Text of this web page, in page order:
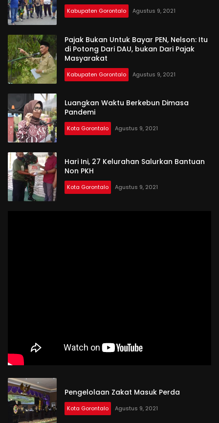
Kabupaten Gorontalo Agustus 9, 2021
Pajak Bukan Untuk Bayar PEN, Nelson: Itu
di Potong Dari DAU, bukan Dari Pajak
Masyarakat
Kabupaten Gorontalo Agustus 9, 2021
Luangkan Waktu Berkebun Dimasa
Pandemi
Kota Gorontalo Agustus 9, 2021
Hari Ini, 27 Kelurahan Salurkan Bantuan
Non PKH
Kota Gorontalo Agustus 9, 2021
Pengelolaan Zakat Masuk Perda
Kota Gorontalo Agustus 9, 2021